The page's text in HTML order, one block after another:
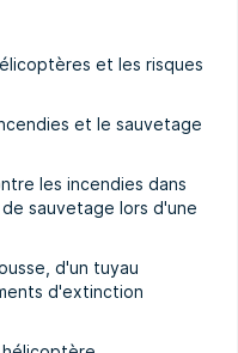
et les risques
et le sauvetage
les incendies dans
sauvetage lors d'une
d'un tuyau
d'extinction